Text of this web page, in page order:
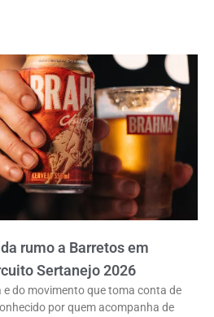
rumo a Barretos em
Sertanejo 2026
do movimento que toma conta de
por quem acompanha de